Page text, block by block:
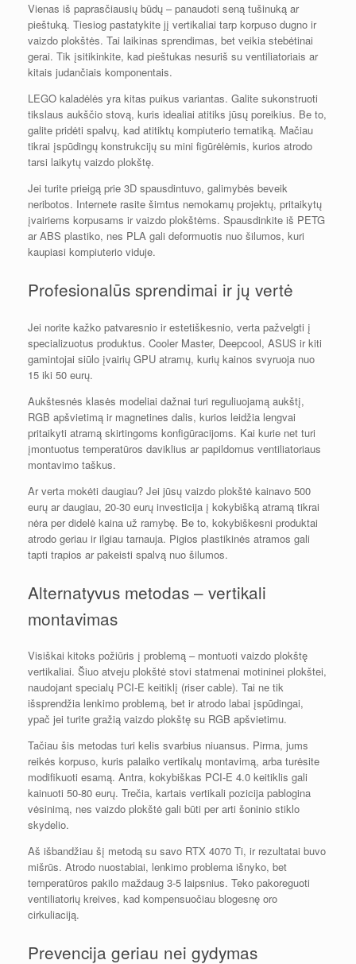
Vienas iš paprasčiausių būdų – panaudoti seną tušinuką ar
pieštuką. Tiesiog pastatykite jį vertikaliai tarp korpuso dugno ir
vaizdo plokštės. Tai laikinas sprendimas, bet veikia stebėtinai
gerai. Tik įsitikinkite, kad pieštukas nesuriš su ventiliatoriais ar
kitais judančiais komponentais.
LEGO kaladėlės yra kitas puikus variantas. Galite sukonstruoti
tikslaus aukščio stovą, kuris idealiai atitiks jūsų poreikius. Be to,
galite pridėti spalvų, kad atitiktų kompiuterio tematiką. Mačiau
tikrai įspūdingų konstrukcijų su mini figūrėlėmis, kurios atrodo
tarsi laikytų vaizdo plokštę.
Jei turite prieigą prie 3D spausdintuvo, galimybės beveik
neribotos. Internete rasite šimtus nemokamų projektų, pritaikytų
įvairiems korpusams ir vaizdo plokštėms. Spausdinkite iš PETG
ar ABS plastiko, nes PLA gali deformuotis nuo šilumos, kuri
kaupiasi kompiuterio viduje.
Profesionalūs sprendimai ir jų vertė
Jei norite kažko patvaresnio ir estetiškesnio, verta pažvelgti į
specializuotus produktus. Cooler Master, Deepcool, ASUS ir kiti
gamintojai siūlo įvairių GPU atramų, kurių kainos svyruoja nuo
15 iki 50 eurų.
Aukštesnės klasės modeliai dažnai turi reguliuojamą aukštį,
RGB apšvietimą ir magnetines dalis, kurios leidžia lengvai
pritaikyti atramą skirtingoms konfigūracijoms. Kai kurie net turi
įmontuotus temperatūros daviklius ar papildomus ventiliatoriaus
montavimo taškus.
Ar verta mokėti daugiau? Jei jūsų vaizdo plokštė kainavo 500
eurų ar daugiau, 20-30 eurų investicija į kokybišką atramą tikrai
nėra per didelė kaina už ramybę. Be to, kokybiškesni produktai
atrodo geriau ir ilgiau tarnauja. Pigios plastikinės atramos gali
tapti trapios ar pakeisti spalvą nuo šilumos.
Alternatyvus metodas – vertikali
montavimas
Visiškai kitoks požiūris į problemą – montuoti vaizdo plokštę
vertikaliai. Šiuo atveju plokštė stovi statmenai motininei plokštei,
naudojant specialų PCI-E keitiklį (riser cable). Tai ne tik
išsprendžia lenkimo problemą, bet ir atrodo labai įspūdingai,
ypač jei turite gražią vaizdo plokštę su RGB apšvietimu.
Tačiau šis metodas turi kelis svarbius niuansus. Pirma, jums
reikės korpuso, kuris palaiko vertikalų montavimą, arba turėsite
modifikuoti esamą. Antra, kokybiškas PCI-E 4.0 keitiklis gali
kainuoti 50-80 eurų. Trečia, kartais vertikali pozicija pablogina
vėsinimą, nes vaizdo plokštė gali būti per arti šoninio stiklo
skydelio.
Aš išbandžiau šį metodą su savo RTX 4070 Ti, ir rezultatai buvo
mišrūs. Atrodo nuostabiai, lenkimo problema išnyko, bet
temperatūros pakilo maždaug 3-5 laipsnius. Teko pakoreguoti
ventiliatorių kreives, kad kompensuočiau blogesnę oro
cirkuliaciją.
Prevencija geriau nei gydymas